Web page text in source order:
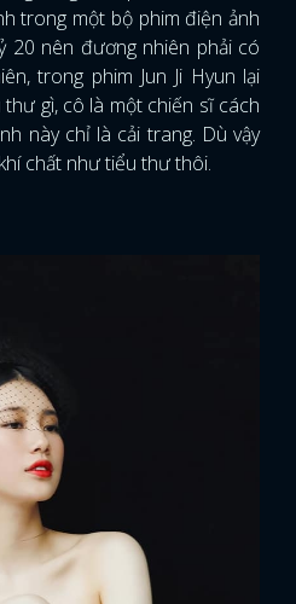
GOOGLE
trong một bộ phim điện ảnh
20 nên đương nhiên phải có
trong phim Jun Ji Hyun lại
gì, cô là một chiến sĩ cách
này chỉ là cải trang. Dù vậy
chất như tiểu thư thôi.